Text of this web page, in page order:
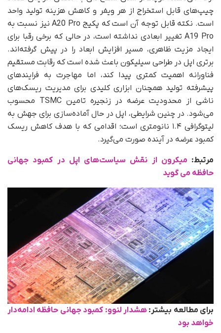
چیپ‌های قابل استخراج از هر ویفر و کاهش هزینه تولید واحد
است. نکته قابل توجه آن است که پکیج A20 Pro نیز نسبت به
A19 Pro تغییر ابعادی نداشته است، در حالی که برخی رقبا برای
ایجاد مزیت ظاهری، مسیر افزایش ابعاد را در پیش گرفته‌اند.
برتری اپل در طراحی سیلیکون باعث شده است که رقابت مستقیم
فناورانه اهمیت کمتری پیدا کند، اما مهاجرت به فرایندهای
پیشرفته تولید همچنان ابزاری کلیدی برای مدیریت ریسک‌های
ناشی از محدودیت عرضه در زنجیره تامین TSMC محسوب
می‌شود. در چنین شرایطی، اپل در حال آماده‌سازی برای جهش به
لیتوگرافی ۱.۴ نانومتری است؛ اقدامی که با هدف کاهش ریسک
کمبود عرضه در آینده صورت می‌گیرد.
مرتبط: میکرون از نقش سیاست‌های اپل در کمبود جهانی
حافظه می‌ گوید
برای مطالعه بیشتر:هشدار لنوو: کمبود جهانی حافظه ادامه‌دار
خواهد بود